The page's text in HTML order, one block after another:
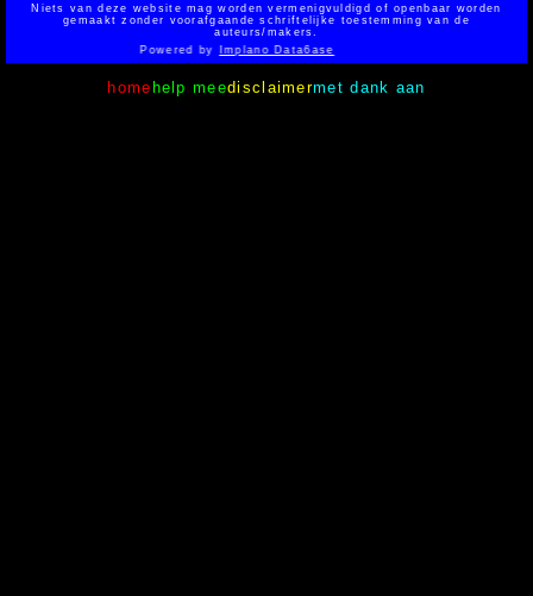
Niets van deze website mag worden vermenigvuldigd of openbaar worden
gemaakt zonder voorafgaande schriftelijke toestemming van de
auteurs/makers.
Powered by Implano Data6ase
home help meedisclaimermet dank aan